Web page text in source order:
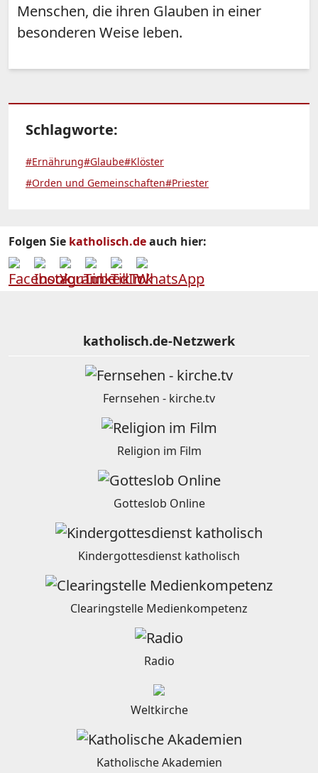
Menschen, die ihren Glauben in einer
besonderen Weise leben.
Schlagworte:
#Ernährung#Glaube#Klöster
#Orden und Gemeinschaften#Priester
Folgen Sie katholisch.deauch hier:
katholisch.de-Netzwerk
Fernsehen - kirche.tv
Religion im Film
Gotteslob Online
Kindergottesdienst katholisch
Clearingstelle Medienkompetenz
Radio
Weltkirche
Katholische Akademien